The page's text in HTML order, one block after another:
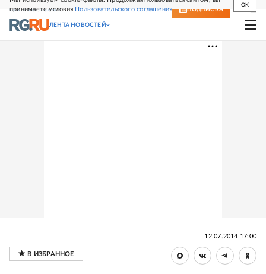
принимаете условия Пользовательского соглашения
OK
СВЕЖИЙ НОМЕР ПОДПИСКА
ЛЕНТА НОВОСТЕЙ
12.07.2014 17:00